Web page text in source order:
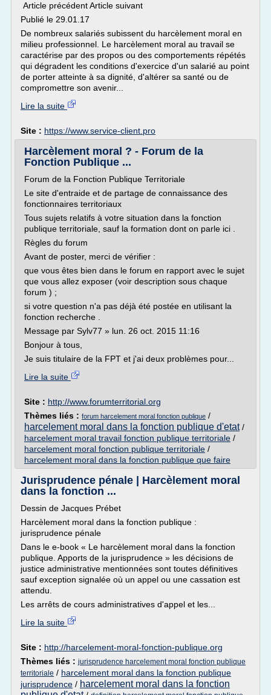
Article précédent Article suivant
Publié le 29.01.17
De nombreux salariés subissent du harcèlement moral en
milieu professionnel. Le harcèlement moral au travail se
caractérise par des propos ou des comportements répétés
qui dégradent les conditions d'exercice d'un salarié au point
de porter atteinte à sa dignité, d'altérer sa santé ou de
compromettre son avenir...
Lire la suite
Site : https://www.service-client.pro
Harcèlement moral ? - Forum de la
Fonction Publique ...
Forum de la Fonction Publique Territoriale
Le site d'entraide et de partage de connaissance des
fonctionnaires territoriaux
Tous sujets relatifs à votre situation dans la fonction
publique territoriale, sauf la formation dont on parle ici .
Règles du forum
Avant de poster, merci de vérifier :
que vous êtes bien dans le forum en rapport avec le sujet
que vous allez exposer (voir description sous chaque
forum ) ;
si votre question n'a pas déjà été postée en utilisant la
fonction recherche .
Message par Sylv77 » lun. 26 oct. 2015 11:16
Bonjour à tous,
Je suis titulaire de la FPT et j'ai deux problèmes pour...
Lire la suite
Site : http://www.forumterritorial.org
Thèmes liés : forum harcelement moral fonction publique /
harcelement moral dans la fonction publique d'etat/
harcelement moral travail fonction publique territoriale /
harcelement moral fonction publique territoriale /
harcelement moral dans la fonction publique que faire
Jurisprudence pénale | Harcèlement moral
dans la fonction ...
Dessin de Jacques Prébet
Harcèlement moral dans la fonction publique :
jurisprudence pénale
Dans le e-book « Le harcèlement moral dans la fonction
publique. Apports de la jurisprudence » les décisions de
justice administrative mentionnées sont toutes définitives
sauf exception signalée où un appel ou une cassation est
attendu.
Les arrêts de cours administratives d'appel et les...
Lire la suite
Site : http://harcelement-moral-fonction-publique.org
Thèmes liés : jurisprudence harcelement moral fonction publique
territoriale / harcelement moral dans la fonction publique
jurisprudence / harcelement moral dans la fonction